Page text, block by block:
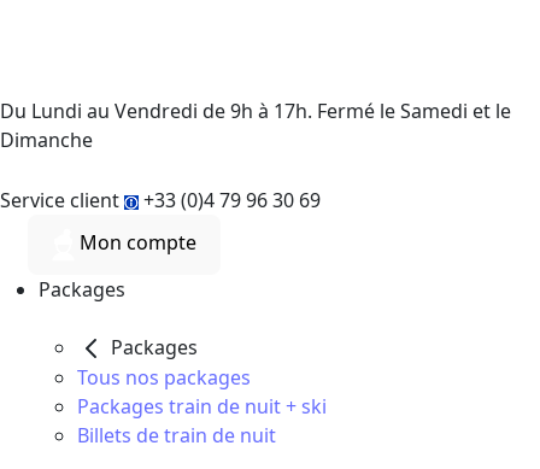
Du Lundi au Vendredi de 9h à 17h. Fermé le Samedi et le
Dimanche
Service client
+33 (0)4 79 96 30 69
Mon compte
Packages
Packages
Tous nos packages
Packages train de nuit + ski
Billets de train de nuit